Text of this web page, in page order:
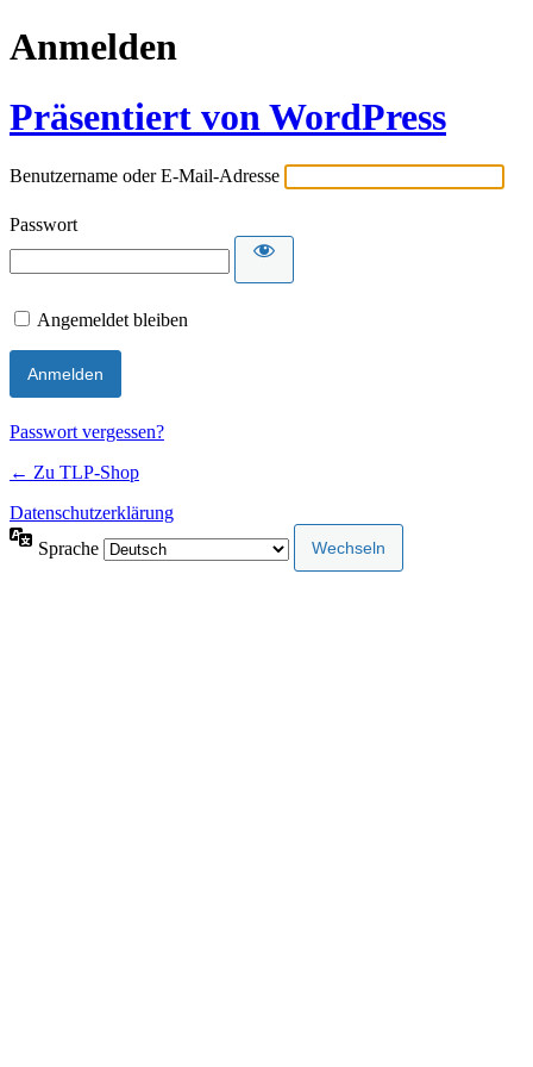
Anmelden
Präsentiert von WordPress
Benutzername oder E-Mail-Adresse
Passwort
Angemeldet bleiben
Passwort vergessen?
← Zu TLP-Shop
Datenschutzerklärung
Sprache